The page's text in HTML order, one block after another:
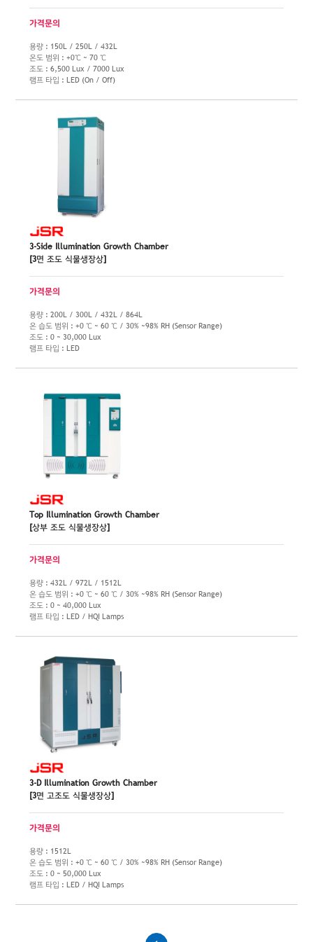
가격문의
용량 : 150L / 250L / 432L
온도 범위 : +0℃ ~ 70 ℃
조도 : 6,500 Lux / 7000 Lux
램프 타입 : LED (On / Off)
3-Side Illumination Growth Chamber
[3면 조도 식물생장상]
가격문의
용량 : 200L / 300L / 432L / 864L
온 습도 범위 : +0 ℃ ~ 60 ℃ / 30% ~98% RH (Sensor Range)
조도 : 0 ~ 30,000 Lux
램프 타입 : LED
Top Illumination Growth Chamber
[상부 조도 식물생장상]
가격문의
용량 : 432L / 972L / 1512L
온 습도 범위 : +0 ℃ ~ 60 ℃ / 30% ~98% RH (Sensor Range)
조도 : 0 ~ 40,000 Lux
램프 타입 : LED / HQI Lamps
3-D Illumination Growth Chamber
[3면 고조도 식물생장상]
가격문의
용량 : 1512L
온 습도 범위 : +0 ℃ ~ 60 ℃ / 30% ~98% RH (Sensor Range)
조도 : 0 ~ 50,000 Lux
램프 타입 : LED / HQI Lamps